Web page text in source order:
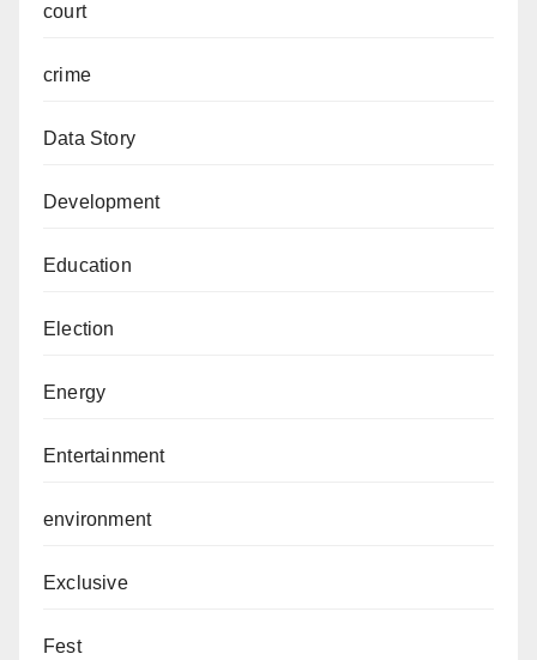
court
crime
Data Story
Development
Education
Election
Energy
Entertainment
environment
Exclusive
Fest